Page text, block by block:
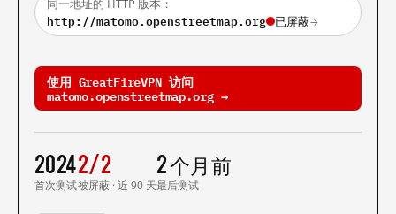
同一地址的 HTTP 版本：
http://matomo.openstreetmap.org 已屏蔽→
使用 GreatFireVPN 访问
matomo.openstreetmap.org →
2024
首次测试
2/2
被屏蔽 · 近 90 天
2 个月前
最后测试